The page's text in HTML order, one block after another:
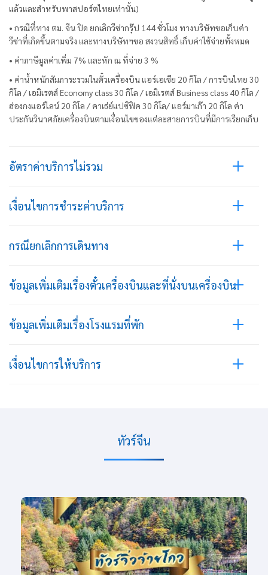
แล้วและสำหรับพาสปอร์ตไทยเท่านั้น)
• กรณีที่ทาง ตม. จีน ปิด ยกเลิกวีซ่ากรุ๊ป 144 ชั่วโมง ทางบริษัทขอเก็บค่า
วีซ่าที่เกิดขึ้นตามจริง และทางบริษัทฯขอ สงวนสิทธิ์ เก็บค่าใช้จ่ายทั้งหมด
• ค่าภาษีมูลค่าเพิ่ม 7% และหัก ณ ที่จ่าย 3 %
• ค่าน้ำหนักสัมภาระรวมในตั๋วเครื่องบิน แอร์เอเซีย 20 กิโล / การบินไทย 30
กิโล / เอมิเรตส์ Economy class 30 กิโล / เอมิเรตส์ Business class 40 กิโล /
ฮ่องกงแอร์ไลน์ 20 กิโล / คาเธ่ย์แปซิฟิค 30 กิโล/ แอร์มาเก๊า 20 กิโล ค่า
ประกันวินาศภัยเครื่องบินตามเงื่อนไขของแต่ละสายการบินที่มีการเรียกเก็บ
อัตราค่าบริการไม่รวม
เงื่อนไขการชำระค่าบริการ
กรณียกเลิกการเดินทาง
ข้อมูลเพิ่มเติมเรื่องตั๋วเครื่องบินและที่นั่งบนเครื่องบิน
ข้อมูลเพิ่มเติมเรื่องโรงแรมที่พัก
เงื่อนไขการให้บริการ
ทัวร์จีน